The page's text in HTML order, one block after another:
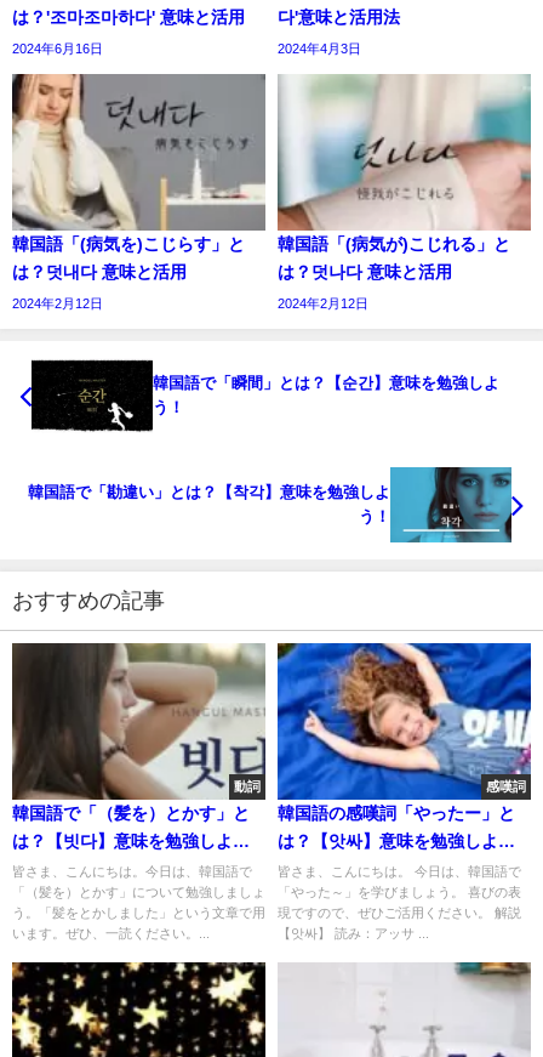
は？'조마조마하다' 意味と活用
2024年6月16日
다'意味と活用法
2024年4月3日
韓国語「(病気を)こじらす」と
は？덧내다 意味と活用
2024年2月12日
韓国語「(病気が)こじれる」と
は？덧나다 意味と活用
2024年2月12日
韓国語で「瞬間」とは？【순간】意味を勉強しよ
う！
韓国語で「勘違い」とは？【착각】意味を勉強しよ
う！
おすすめの記事
動詞
韓国語で「（髪を）とかす」と
は？【빗다】意味を勉強しよ
う！
皆さま、こんにちは。今日は、韓国語で
「（髪を）とかす」について勉強しましょ
う。「髪をとかしました」という文章で用
います。ぜひ、一読ください。...
感嘆詞
韓国語の感嘆詞「やったー」と
は？【앗싸】意味を勉強しよ
う！
皆さま、こんにちは。 今日は、韓国語で
「やった～」を学びましょう。 喜びの表
現ですので、ぜひご活用ください。 解説
【앗싸】 読み：アッサ ...